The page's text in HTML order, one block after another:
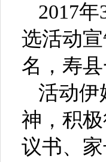
2017
选活动
名，寿县
活动伊
神，积
议书、